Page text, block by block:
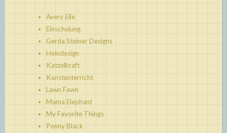
Avery Elle
Einschulung
Gerda Steiner Designs
Heindesign
Katzelkraft
Kunstunterricht
Lawn Fawn
Mama Elephant
My Favorite Things
Penny Black